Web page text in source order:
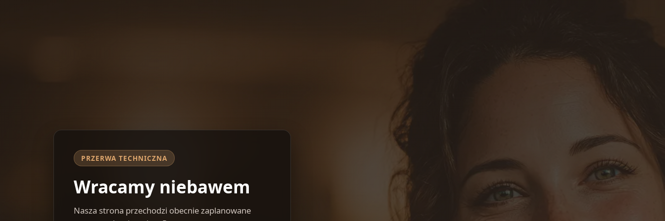
PRZERWA TECHNICZNA
Wracamy niebawem
Nasza strona przechodzi obecnie zaplanowane